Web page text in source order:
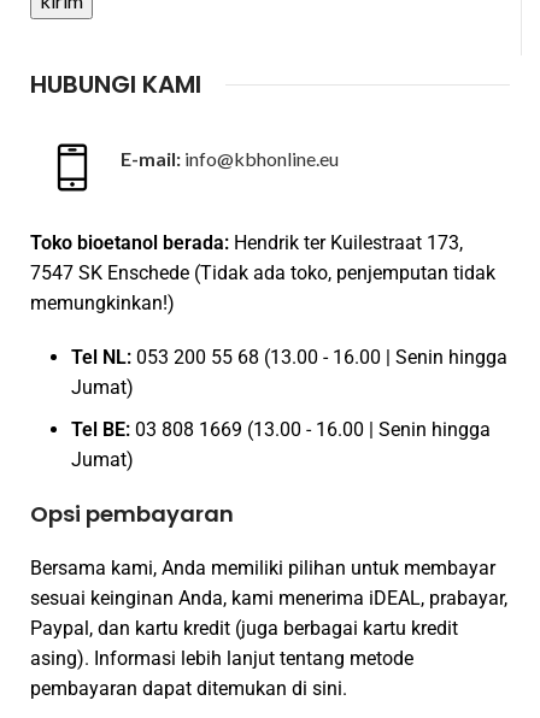
HUBUNGI KAMI
E-mail: info@kbhonline.eu
Toko bioetanol berada: Hendrik ter Kuilestraat 173,
7547 SK Enschede (Tidak ada toko, penjemputan tidak
memungkinkan!)
Tel NL: 053 200 55 68 (13.00 - 16.00 | Senin hingga
Jumat)
Tel BE: 03 808 1669 (13.00 - 16.00 | Senin hingga
Jumat)
Opsi pembayaran
Bersama kami, Anda memiliki pilihan untuk membayar
sesuai keinginan Anda, kami menerima iDEAL, prabayar,
Paypal, dan kartu kredit (juga berbagai kartu kredit
asing). Informasi lebih lanjut tentang metode
pembayaran dapat ditemukan di sini.